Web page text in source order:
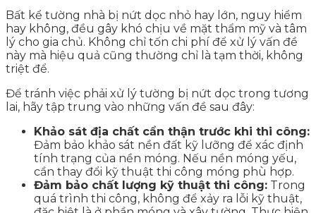
Bất kể tường nhà bị nứt dọc nhỏ hay lớn, nguy hiểm
hay không, đều gây khó chịu về mặt thẩm mỹ và tâm
lý cho gia chủ. Không chỉ tốn chi phí để xử lý vấn đề
này mà hiệu quả cũng thường chỉ là tạm thời, không
triệt để.
Để tránh việc phải xử lý tường bị nứt dọc trong tương
lai, hãy tập trung vào những vấn đề sau đây:
Khảo sát địa chất cẩn thận trước khi thi công:
Đảm bảo khảo sát nền đất kỹ lưỡng để xác định
tính trạng của nền móng. Nếu nền móng yếu,
cần thay đổi kỹ thuật thi công móng phù hợp.
Đảm bảo chất lượng kỹ thuật thi công: Trong
quá trình thi công, không để xảy ra lỗi kỹ thuật,